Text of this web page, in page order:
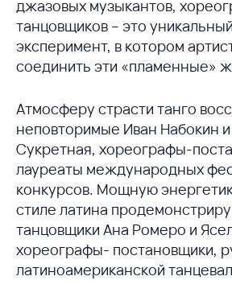
джазовых музыкантов,
танцовщиков – это
эксперимент, в котором
соединить эти «пламенные»
Атмосферу страсти танго
неповторимые Иван Набокин
Сукретная, хореографы-
лауреаты международных
конкурсов. Мощную
стиле латина
танцовщики Ана Ромеро и
хореографы- постановщики,
латиноамериканской